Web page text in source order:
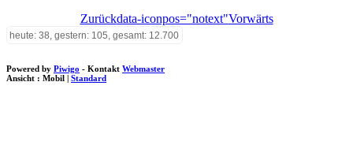
Zurückdata-iconpos="notext"Vorwärts
heute: 38, gestern: 105, gesamt: 12.700
Powered by Piwigo - Kontakt Webmaster
Ansicht : Mobil | Standard